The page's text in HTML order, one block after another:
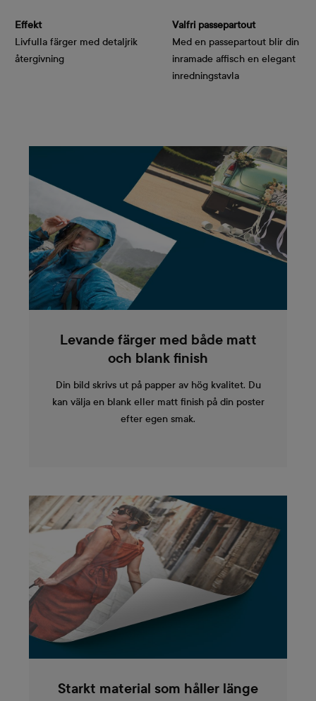
Effekt
Livfulla färger med detaljrik
återgivning
Valfri passepartout
Med en passepartout blir din
inramade affisch en elegant
inredningstavla
Levande färger med både matt
och blank finish
Din bild skrivs ut på papper av hög kvalitet. Du
kan välja en blank eller matt finish på din poster
efter egen smak.
Starkt material som håller länge